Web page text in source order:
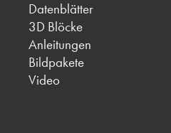
Datenblätter
3D Blöcke
Anleitungen
Bildpakete
Video